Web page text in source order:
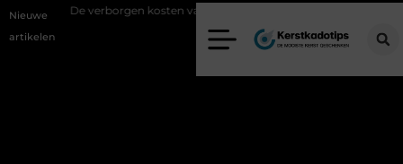
Nieuwe
artikelen
De verborgen kosten van onvoldoende lasafzuiging in